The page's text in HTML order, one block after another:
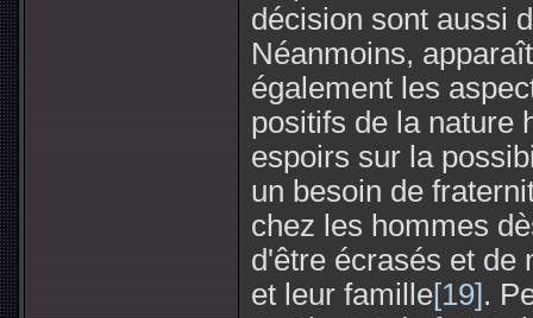
décision sont aussi
Néanmoins,
également les
positifs de la nature
espoirs sur la
un besoin de
chez les hommes
d'être écrasés et de
et leur famille[19].